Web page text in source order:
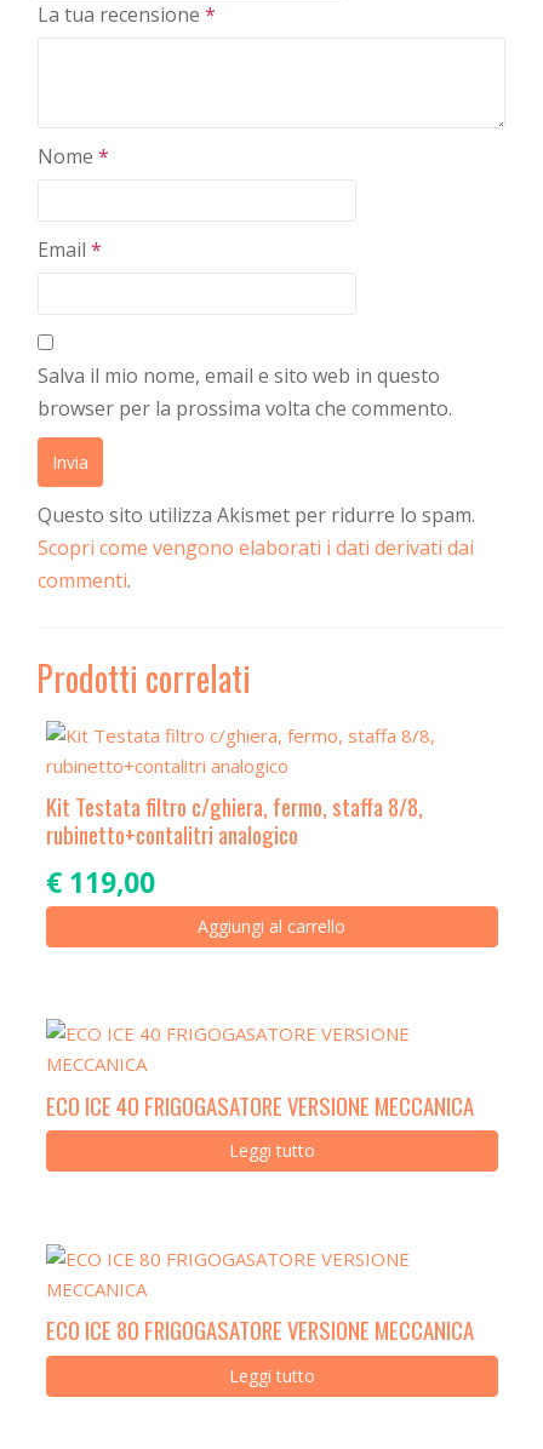
La tua recensione *
Nome *
Email *
Salva il mio nome, email e sito web in questo
browser per la prossima volta che commento.
Questo sito utilizza Akismet per ridurre lo spam.
Scopri come vengono elaborati i dati derivati dai
commenti.
Prodotti correlati
Kit Testata filtro c/ghiera, fermo, staffa 8/8,
rubinetto+contalitri analogico
€119,00
Aggiungi al carrello
ECO ICE 40 FRIGOGASATORE VERSIONE MECCANICA
Leggi tutto
ECO ICE 80 FRIGOGASATORE VERSIONE MECCANICA
Leggi tutto